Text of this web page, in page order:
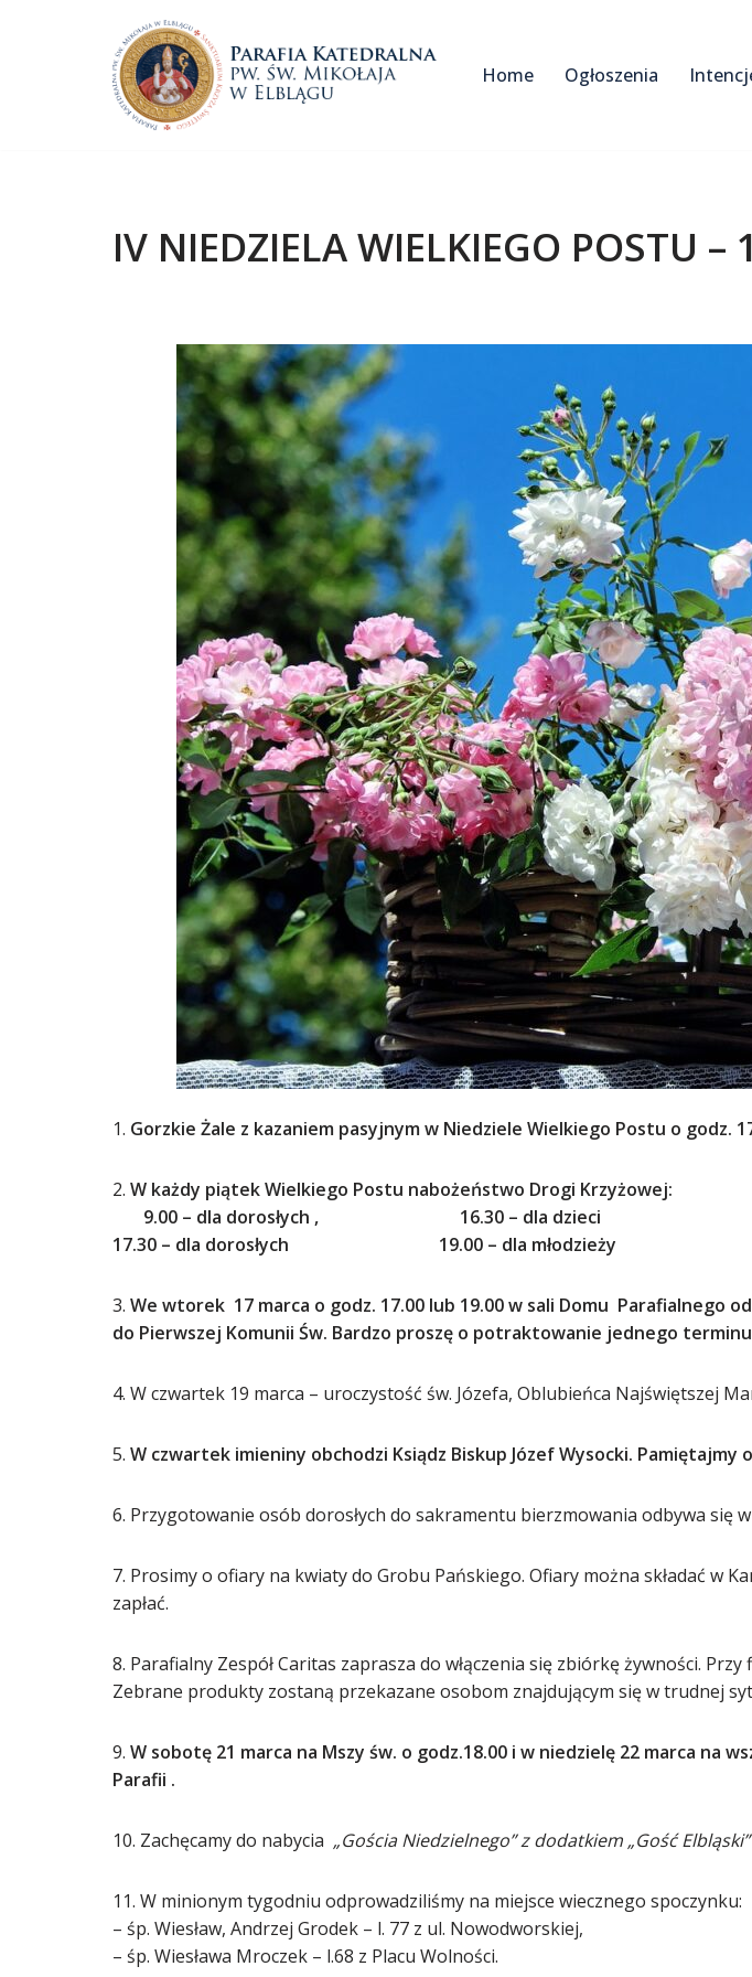
Home Ogłoszenia
IV NIEDZIELA WIELKIEGO POSTU –
1. Gorzkie Żale z kazaniem pasyjnym w Niedziele Wielkiego Postu o godz.
2. W każdy piątek Wielkiego Postu nabożeństwo Drogi Krzyżowej:
9.00 – dla dorosłych , 16.30 – dla dzieci
17.30 – dla dorosłych 19.00 – dla młodzieży
3. We wtorek 17 marca o godz. 17.00 lub 19.00 w sali Domu Parafialnego
do Pierwszej Komunii Św. Bardzo proszę o potraktowanie jednego
4. W czwartek 19 marca – uroczystość św. Józefa, Oblubieńca Najświętszej
5. W czwartek imieniny obchodzi Ksiądz Biskup Józef Wysocki. Pamiętajmy
6. Przygotowanie osób dorosłych do sakramentu bierzmowania odbywa się w
7. Prosimy o ofiary na kwiaty do Grobu Pańskiego. Ofiary można składać w
zapłać.
8. Parafialny Zespół Caritas zaprasza do włączenia się zbiórkę żywności.
Zebrane produkty zostaną przekazane osobom znajdującym się w trudnej
9. W sobotę 21 marca na Mszy św. o godz.18.00 i w niedzielę 22 marca na
Parafii .
10. Zachęcamy do nabycia „Gościa Niedzielnego” z dodatkiem „Gość
11. W minionym tygodniu odprowadziliśmy na miejsce wiecznego spoczynku:
– śp. Wiesław, Andrzej Grodek – l. 77 z ul. Nowodworskiej,
– śp. Wiesława Mroczek – l.68 z Placu Wolności.